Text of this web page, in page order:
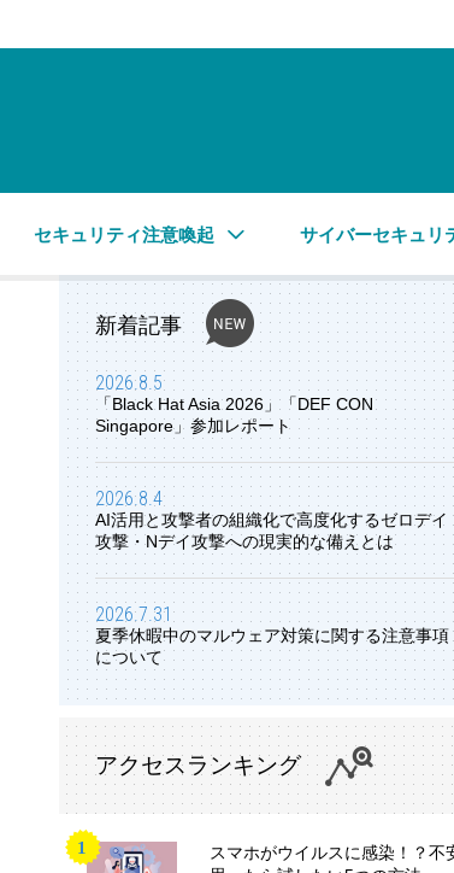
セキュリティ注意喚起 サイバーセキュリ
新着記事
2026.8.5
「Black Hat Asia 2026」「DEF CON
Singapore」参加レポート
2026.8.4
AI活用と攻撃者の組織化で高度化するゼロデイ
攻撃・Nデイ攻撃への現実的な備えとは
2026.7.31
夏季休暇中のマルウェア対策に関する注意事項
について
アクセスランキング
スマホがウイルスに感染！？不